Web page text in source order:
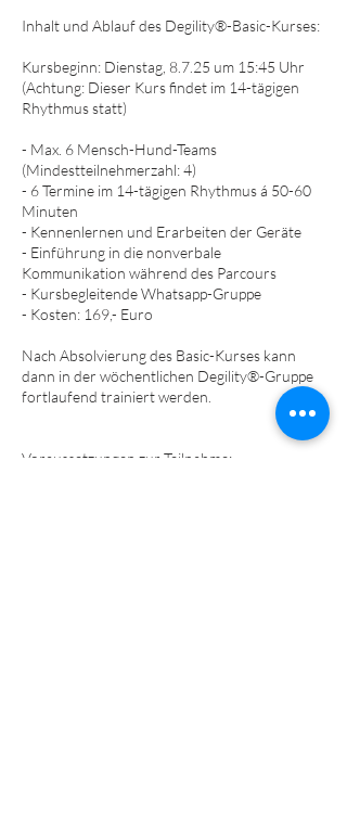
Inhalt und Ablauf des Degility®-Basic-Kurses:
Kursbeginn: Dienstag, 8.7.25 um 15:45 Uhr
(Achtung: Dieser Kurs findet im 14-tägigen
Rhythmus statt)
- Max. 6 Mensch-Hund-Teams
(Mindestteilnehmerzahl: 4)
- 6 Termine im 14-tägigen Rhythmus á 50-60
Minuten
- Kennenlernen und Erarbeiten der Geräte
- Einführung in die nonverbale
Kommunikation während des Parcours
- Kursbegleitende Whatsapp-Gruppe
- Kosten: 169,- Euro
Nach Absolvierung des Basic-Kurses kann
dann in der wöchentlichen Degility®-Gruppe
fortlaufend trainiert werden.
​​​Voraussetzungen zur Teilnahme: